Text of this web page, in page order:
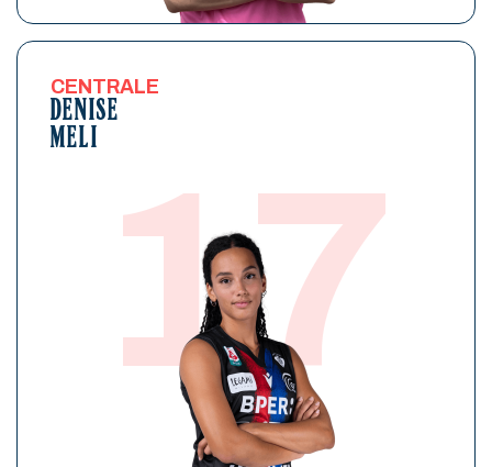
17
CENTRALE
DENISE
MELI